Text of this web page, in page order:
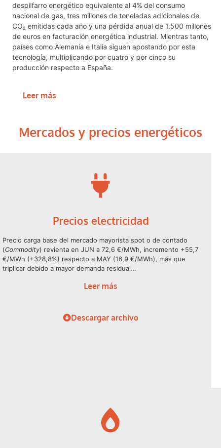
despilfarro energético equivalente al 4% del consumo
nacional de gas, tres millones de toneladas adicionales de
CO₂ emitidas cada año y una pérdida anual de 1.500 millones
de euros en facturación energética industrial. Mientras tanto,
países como Alemania e Italia siguen apostando por esta
tecnología, multiplicando por cuatro y por cinco su
producción respecto a España.
Leer más
Mercados y precios energéticos
Precios electricidad
Precio carga base del mercado mayorista spot o de contado
(Commodity) revienta en JUN a 72,6 €/MWh, incremento +55,7
€/MWh (+328,8%) respecto a MAY (16,9 €/MWh), más que
triplicar debido a mayor demanda residual…
Leer más
Descargar archivo